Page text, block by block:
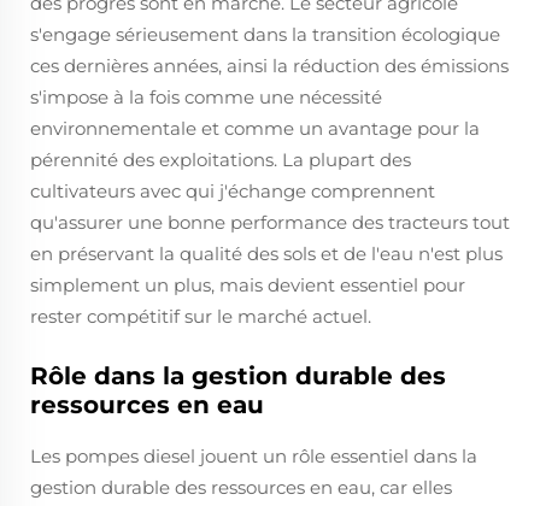
s'engage sérieusement dans la transition écologique
ces dernières années, ainsi la réduction des émissions
s'impose à la fois comme une nécessité
environnementale et comme un avantage pour la
pérennité des exploitations. La plupart des
cultivateurs avec qui j'échange comprennent
qu'assurer une bonne performance des tracteurs tout
en préservant la qualité des sols et de l'eau n'est plus
simplement un plus, mais devient essentiel pour
rester compétitif sur le marché actuel.
Rôle dans la gestion durable des
ressources en eau
Les pompes diesel jouent un rôle essentiel dans la
gestion durable des ressources en eau, car elles